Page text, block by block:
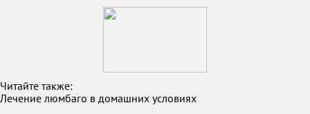
Читайте также:
Лечение люмбаго в домашних условиях